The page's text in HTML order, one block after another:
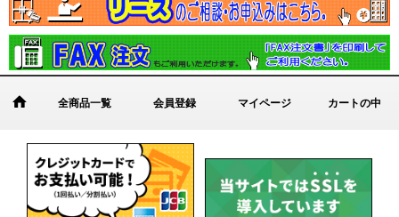
全商品一覧 会員登録 マイページ カートの中